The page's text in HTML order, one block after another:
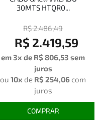
30MTS HTQR0...
R$ 2.486,49
R$ 2.419,59
em 3x de R$ 806,53 sem
juros
ou 10x de R$ 254,06 com
juros
COMPRAR